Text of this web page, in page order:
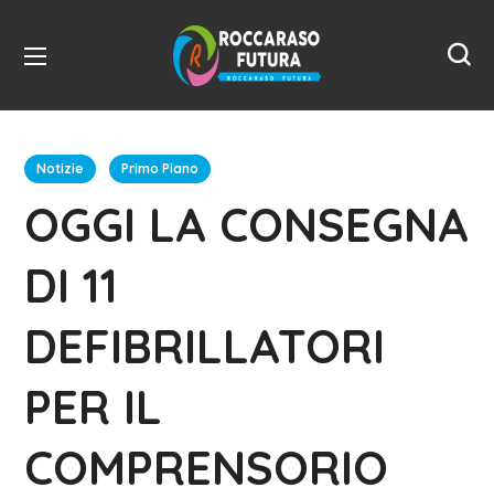
Notizie Primo Piano
OGGI LA CONSEGNA
DI 11
DEFIBRILLATORI
PER IL
COMPRENSORIO